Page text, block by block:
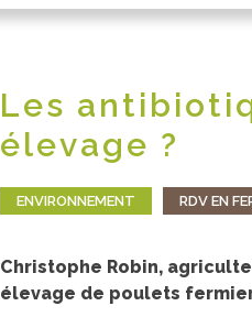
Les
élevage ?
ENVIRONNEMENT RDV EN
Christophe Robin,
élevage de poulets